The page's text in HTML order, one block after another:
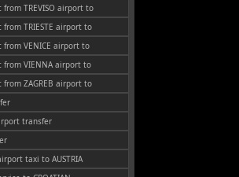
from TREVISO airport to
from TRIESTE airport to
from VENICE airport to
from VIENNA airport to
from ZAGREB airport to
transfer
taxi to AUSTRIA